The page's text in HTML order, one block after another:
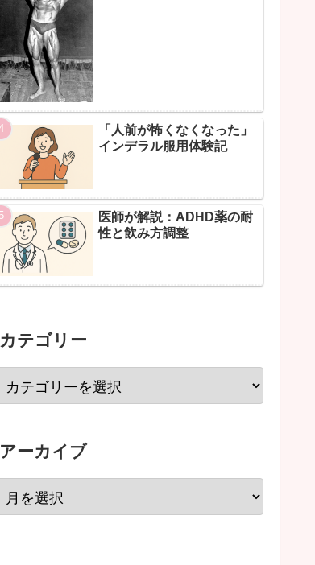
「人前が怖くなくなった」
インデラル服用体験記
医師が解説：ADHD薬の耐
性と飲み方調整
カテゴリー
アーカイブ